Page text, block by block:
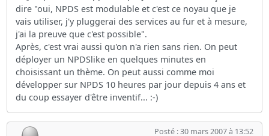
dire "oui, NPDS est modulable et c'est ce noyau que je
vais utiliser, j'y pluggerai des services au fur et à mesure,
j'ai la preuve que c'est possible".
Après, c'est vrai aussi qu'on n'a rien sans rien. On peut
déployer un NPDSlike en quelques minutes en
choisissant un thème. On peut aussi comme moi
développer sur NPDS 10 heures par jour depuis 4 ans et
du coup essayer d'être inventif... :-)
Posté : 30 mars 2007 à 13:52